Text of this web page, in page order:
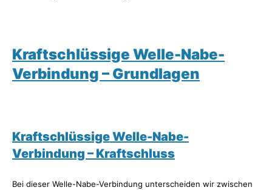
Kraftschlüssige Welle-Nabe-
Verbindung – Grundlagen
Kraftschlüssige Welle-Nabe-
Verbindung – Kraftschluss
Bei dieser Welle-Nabe-Verbindung unterscheiden wir zwischen